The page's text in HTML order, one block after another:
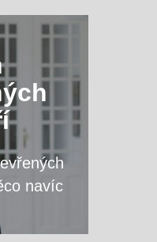
navíc
se
zajímá,
svého